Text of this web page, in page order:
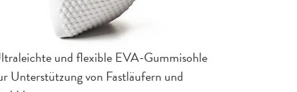
und flexible EVA-Gummisohle
Unterstützung von Fastläufern und